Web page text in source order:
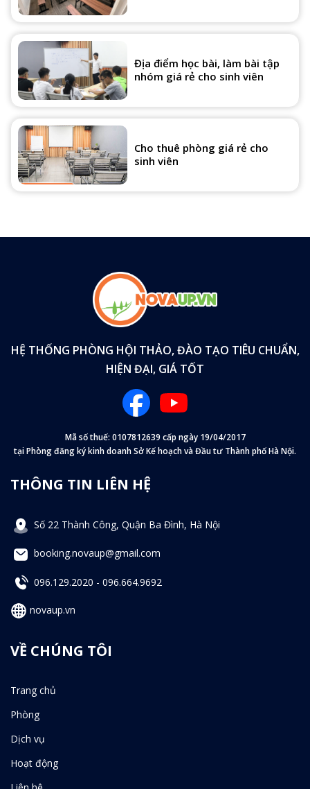
Địa điểm học bài, làm bài tập
nhóm giá rẻ cho sinh viên
Cho thuê phòng giá rẻ cho
sinh viên
HỆ THỐNG PHÒNG HỘI THẢO, ĐÀO TẠO TIÊU CHUẨN,
HIỆN ĐẠI, GIÁ TỐT
Mã số thuế: 0107812639 cấp ngày 19/04/2017
tại Phòng đăng ký kinh doanh Sở Kế hoạch và Đầu tư Thành phố Hà Nội.
THÔNG TIN LIÊN HỆ
Số 22 Thành Công, Quận Ba Đình, Hà Nội
booking.novaup@gmail.com
096.129.2020 - 096.664.9692
novaup.vn
VỀ CHÚNG TÔI
Trang chủ
Phòng
Dịch vụ
Hoạt động